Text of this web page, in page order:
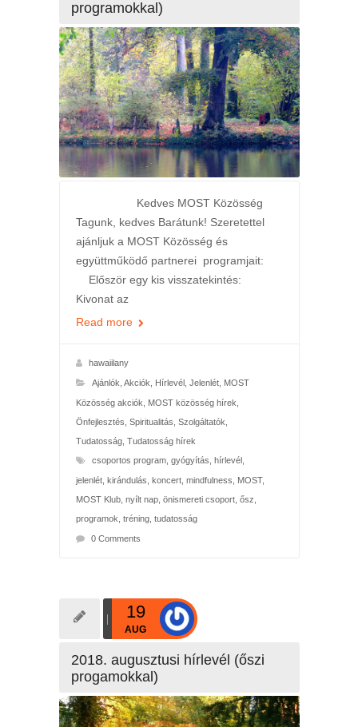
programokkal)
Kedves MOST Közösség
Tagunk, kedves Barátunk! Szeretettel
ajánljuk a MOST Közösség és
együttműködő partnerei programjait:
Először egy kis visszatekintés:
Kivonat az
Read more
hawaiilany
Ajánlók Akciók Hírlevél Jelenlét, MOST
Közösség akciók MOST közösség hírek
Önfejlesztés Spiritualitás Szolgáltatók
Tudatosság, Tudatosság hírek
csoportos program, gyógyítás hírlevél
jelenlét, kirándulás koncert, mindfulness MOST,
MOST Klub, nyílt nap, önismereti csoport, ősz
programok tréning, tudatosság
0 Comments
19
AUG
2018. augusztusi hírlevél (őszi
progamokkal)